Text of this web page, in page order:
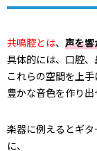
共鳴腔とは、 声を響
具体的には、口腔、
これらの空間を上
豊かな音色を作り出
楽器に例えるとギ
に、